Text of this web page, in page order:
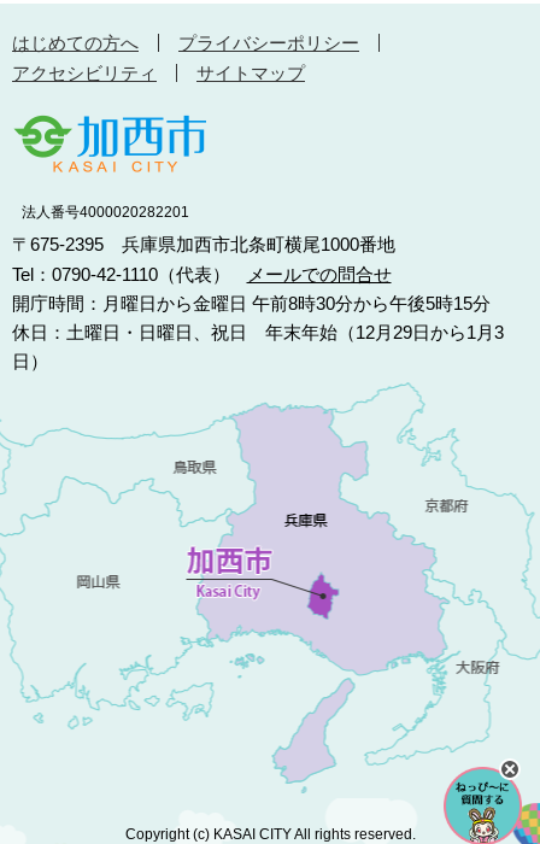
はじめての方へ
プライバシーポリシー
アクセシビリティ
サイトマップ
法人番号4000020282201
〒675-2395 兵庫県加西市北条町横尾1000番地
Tel：0790-42-1110（代表）
メールでの問合せ
開庁時間：月曜日から金曜日 午前8時30分から午後5時15分
休日：土曜日・日曜日、祝日 年末年始（12月29日から1月3
日）
Copyright (c) KASAI CITY All rights reserved.